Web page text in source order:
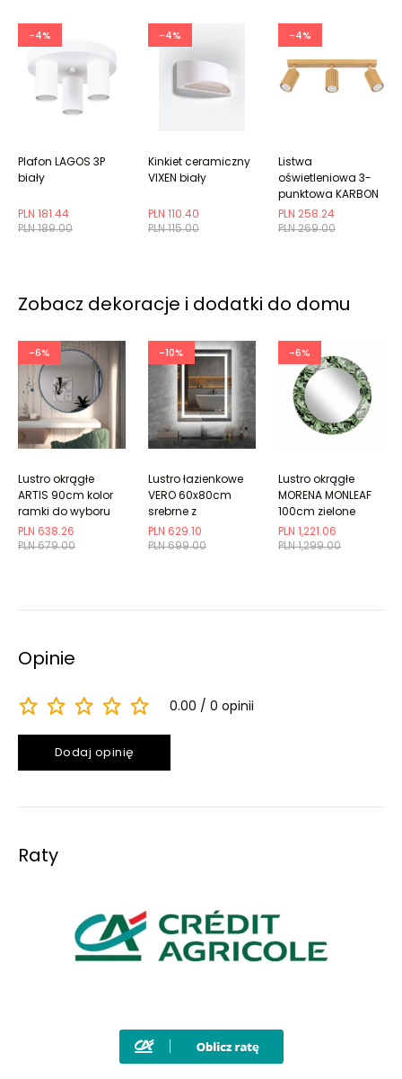
-4%
PLN 189.00
PLN 181.44
Plafon LAGOS 3P
biały
-4%
PLN 115.00
PLN 110.40
Kinkiet ceramiczny
VIXEN biały
-4%
PLN 269.00
PLN 258.24
Listwa
oświetleniowa 3-
punktowa KARBON
3L złota ryflowana
Zobacz dekoracje i dodatki do domu
-6%
PLN 679.00
PLN 638.26
Lustro okrągłe
ARTIS 90cm kolor
ramki do wyboru
-10%
PLN 699.00
PLN 629.10
Lustro łazienkowe
VERO 60x80cm
srebrne z
oświetleniem LED
-6%
PLN 1,299.00
PLN 1,221.06
Lustro okrągłe
MORENA MONLEAF
100cm zielone
Opinie
0.00 0 opinii
Dodaj opinię
Raty